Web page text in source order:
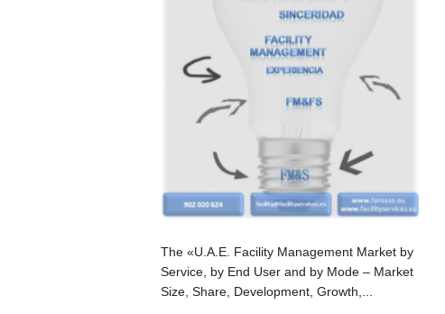
The «U.A.E. Facility Management Market by
Service, by End User and by Mode – Market
Size, Share, Development, Growth,...